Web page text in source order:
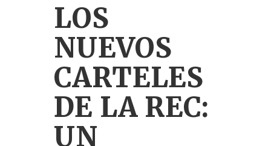
LOS
NUEVOS
CARTELES
DE LA REC:
UN